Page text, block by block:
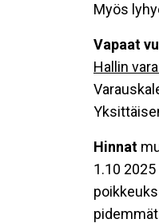
Myös
Vapaat
Hallin
Hinnat
1.10